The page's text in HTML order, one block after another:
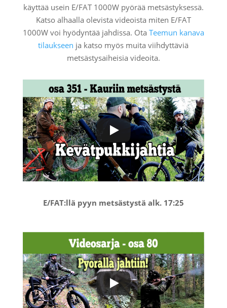
käyttää usein E/FAT 1000W pyörää metsästyksessä.
Katso alhaalla olevista videoista miten E/FAT
1000W voi hyödyntää jahdissa. Ota Teemun kanava
tilaukseen ja katso myös muita viihdyttäviä
metsästysaiheisia videoita.
E/FAT:llä pyyn metsästystä alk. 17:25